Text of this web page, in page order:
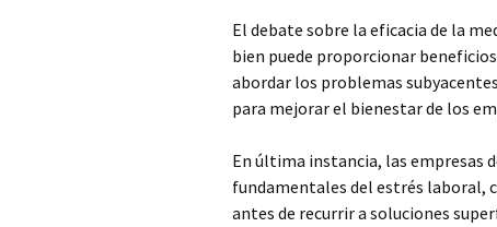
El debate sobre la eficacia de la
bien puede proporcionar
abordar los problemas
para mejorar el bienestar de los
En última instancia, las empresas
fundamentales del estrés laboral,
antes de recurrir a soluciones